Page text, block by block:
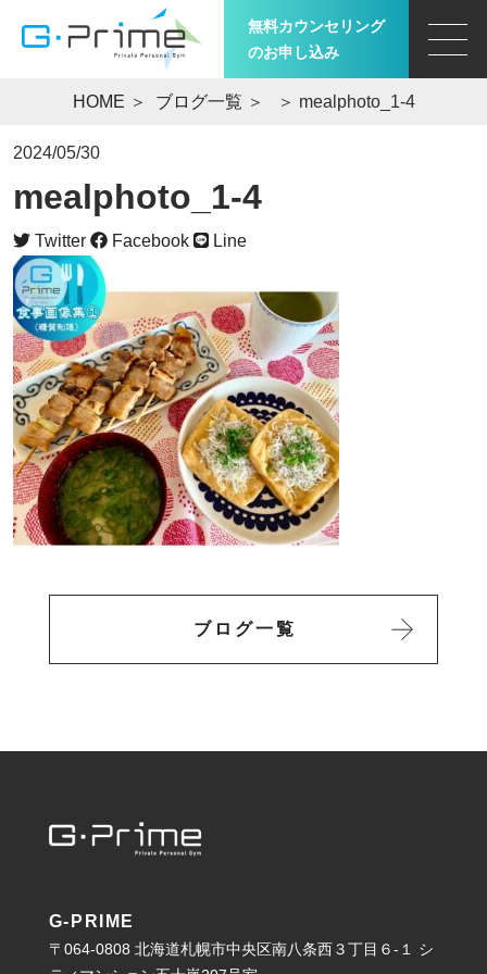
無料カウンセリング
のお申し込み
HOME ＞ ブログ一覧 ＞ ＞ mealphoto_1-4
2024/05/30
mealphoto_1-4
Twitter Facebook Line
ブログ一覧
G-PRIME
〒064-0808 北海道札幌市中央区南八条西３丁目６-１ シ